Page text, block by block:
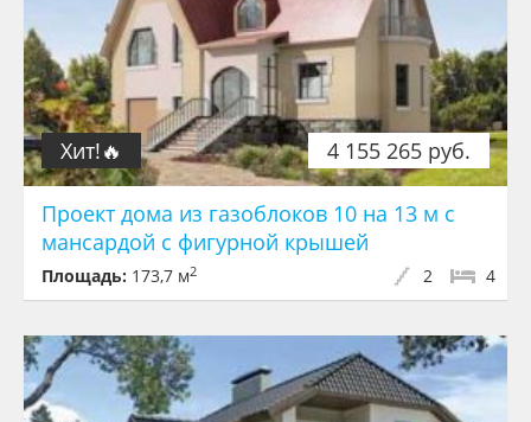
4 155 265 руб.
Хит!🔥
Проект дома из газоблоков 10 на 13 м с
мансардой с фигурной крышей
Площадь: 173,7 м2 4
2